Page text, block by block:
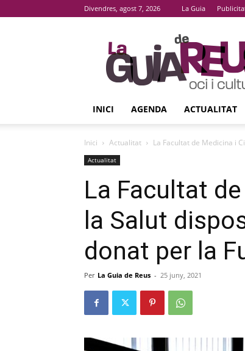
Divendres, agost 7, 2026 La Guia
La
Guia
De
Reus
INICI AGENDA ACTUALITAT
Inici Actualitat La Facultat de Medicina i
Actualitat
La Facultat
la Salut
donat per la
Per La Guia de Reus - 25 juny, 2021